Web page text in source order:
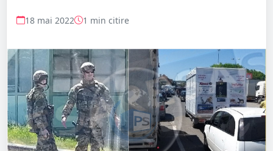
18 mai 2022 1 min citire